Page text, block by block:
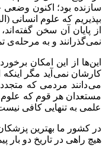
سازنده بود؛ اکنون
بپذیریم که علوم انسانی
از پایان آن سخن گفته
نمی‌گذرانند و به مرحله‌ی
این‌ها از این امکان
کارشان نمی آید مگر
می دانند مردمی که
مستعدان هر قوم که علوم
علمی به تنهایی کافی
در کشور ما بهترین
هیچ راهی در تاریخ دو بار